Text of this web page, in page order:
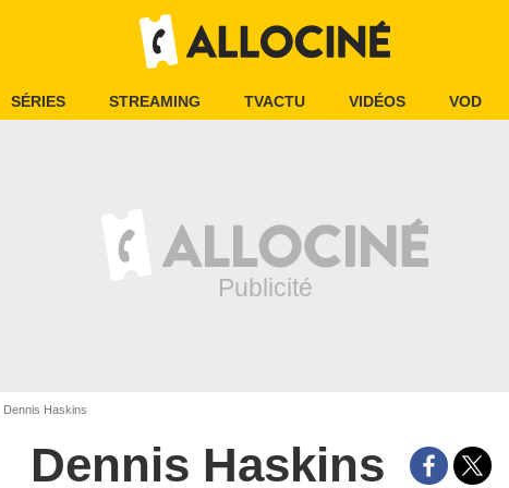
SÉRIES STREAMING TVACTU VIDÉOS VOD
Dennis Haskins
Dennis Haskins